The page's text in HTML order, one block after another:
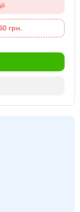
грн.